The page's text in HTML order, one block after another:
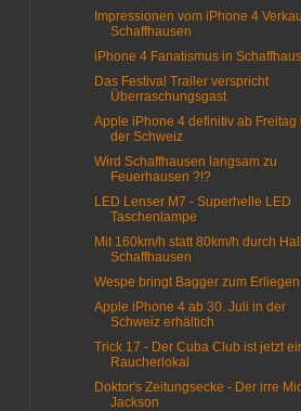
Impressionen vom iPhone 4
Schaffhausen
iPhone 4 Fanatismus in
Das Festival Trailer verspricht
Überraschungsgast
Apple iPhone 4 definitiv ab Freitag
der Schweiz
Wird Schaffhausen langsam zu
Feuerhausen ?!?
LED Lenser M7 - Superhelle LED
Taschenlampe
Mit 160km/h statt 80km/h durch
Schaffhausen
Wespe bringt Bagger zum Erliegen
Apple iPhone 4 ab 30. Juli in der
Schweiz erhältich
Trick 17 - Der Cuba Club ist jetzt
Raucherlokal
Doktor's Zeitungsecke - Der irre
Jackson